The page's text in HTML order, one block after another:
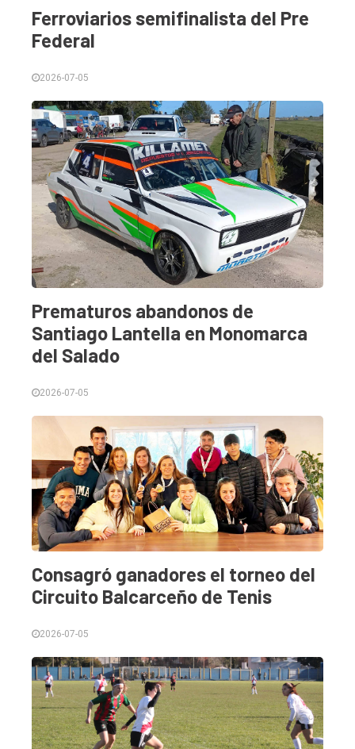
Ferroviarios semifinalista del Pre
Federal
2026-07-05
Prematuros abandonos de
Santiago Lantella en Monomarca
del Salado
2026-07-05
Consagró ganadores el torneo del
Circuito Balcarceño de Tenis
2026-07-05